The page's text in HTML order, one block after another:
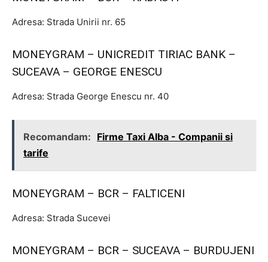
Adresa: Strada Unirii nr. 65
MONEYGRAM – UNICREDIT TIRIAC BANK –
SUCEAVA – GEORGE ENESCU
Adresa: Strada George Enescu nr. 40
Recomandam: Firme Taxi Alba - Companii si
tarife
MONEYGRAM – BCR – FALTICENI
Adresa: Strada Sucevei
MONEYGRAM – BCR – SUCEAVA – BURDUJENI